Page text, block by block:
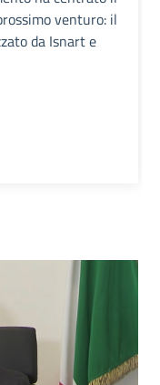
venturo: il
da Isnart e